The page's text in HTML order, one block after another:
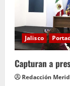
Jalisco
Capturan a
Redacción